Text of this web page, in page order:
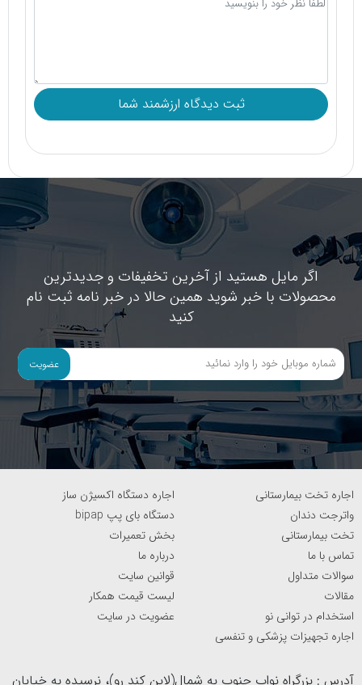
اگر مایل هستید از آخرین تخفیفات و جدیدترین
محصولات با خبر شوید همین حالا در خبر نامه ثبت نام
کنید
عضویت
اجاره تخت بیمارستانی
اجاره دستگاه اکسیژن ساز
واترجت دندان
دستگاه بای پپ bipap
تخت بیمارستانی
بخش تعمیرات
تماس با ما
درباره ما
سوالات متداول
قوانین سایت
مقالات
لیست قیمت همکار
استخدام در توانی نو
عضویت در سایت
اجاره تجهیزات پزشکی و تنفسی
آدرس : بزرگراه نواب جنوب به شمال(لاین کند رو)، نرسیده به خیابان